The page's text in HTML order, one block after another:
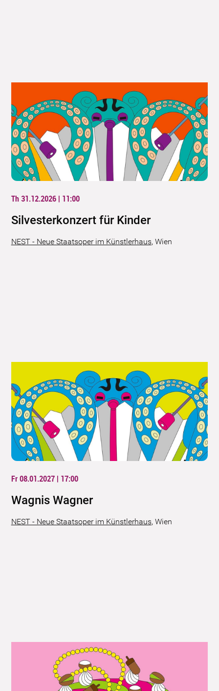
Th 31.12.2026 | 11:00
Silvesterkonzert für Kinder
NEST - Neue Staatsoper im Künstlerhaus, Wien
Fr 08.01.2027 | 17:00
Wagnis Wagner
NEST - Neue Staatsoper im Künstlerhaus, Wien